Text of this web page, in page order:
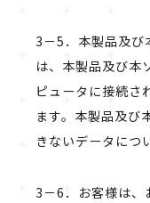
3－5．本製品及び
は、本製品及び本
ピュータに接続さ
ます。本製品及び
きないデータにつ
3－6．お客様は